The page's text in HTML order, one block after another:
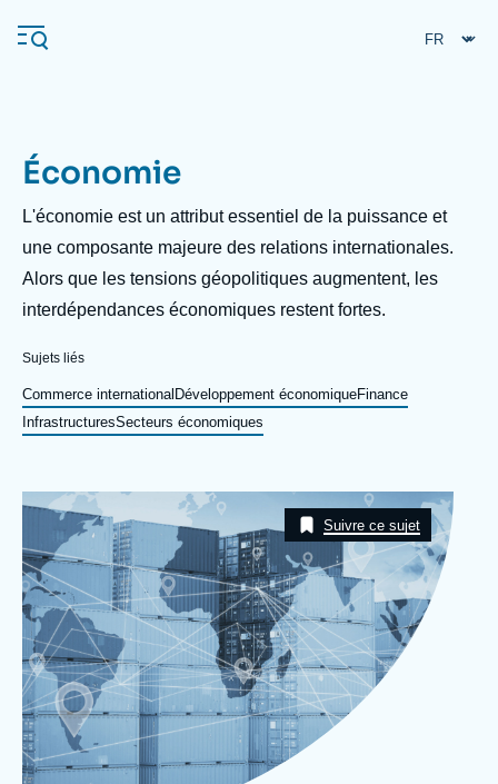
au
contenu
Navigation
principale
Analyses
Événements
Se connecter
Nous soutenir
À propos de l'Ifri
L'Ifri en bref Proche-Orient
Économie
Description
L'économie est un attribut essentiel de la puissance et
une composante majeure des relations internationales.
Alors que les tensions géopolitiques augmentent, les
interdépendances économiques restent fortes.
Sujets liés
Commerce international Développement économiqueFinance
InfrastructuresSecteurs économiques
Image
Taxonomie
Suivre ce sujet